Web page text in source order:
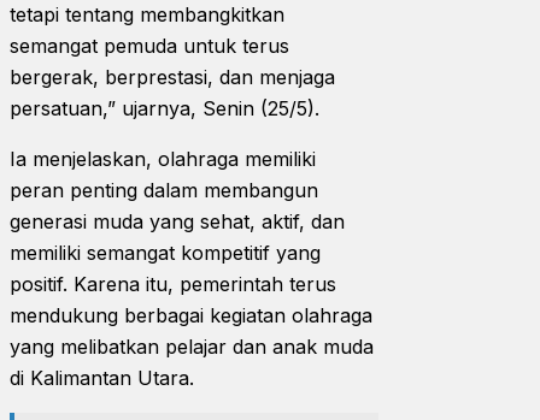
tetapi tentang membangkitkan
semangat pemuda untuk terus
bergerak, berprestasi, dan menjaga
persatuan,” ujarnya, Senin (25/5).
Ia menjelaskan, olahraga memiliki
peran penting dalam membangun
generasi muda yang sehat, aktif, dan
memiliki semangat kompetitif yang
positif. Karena itu, pemerintah terus
mendukung berbagai kegiatan olahraga
yang melibatkan pelajar dan anak muda
di Kalimantan Utara.